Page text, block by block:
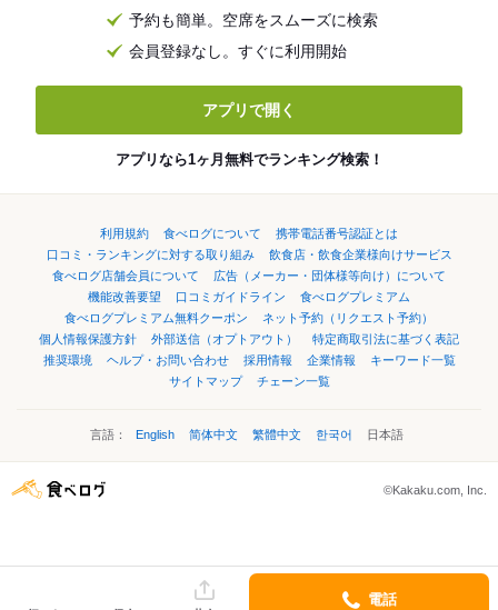
予約も簡単。空席をスムーズに検索
会員登録なし。すぐに利用開始
アプリで開く
アプリなら1ヶ月無料でランキング検索！
利用規約 食べログについて
携帯電話番号認証とは
口コミ・ランキングに対する取り組み
飲食店・飲食企業様向けサービス
食べログ店舗会員について
広告（メーカー・団体様等向け）について
機能改善要望
口コミガイドライン
食べログプレミアム
食べログプレミアム無料クーポン
ネット予約（リクエスト予約）
個人情報保護方針
外部送信（オプトアウト）
特定商取引法に基づく表記
推奨環境
ヘルプ・お問い合わせ 採用情報 企業情報
キーワード一覧
サイトマップ
チェーン一覧
言語： English 简体中文 繁體中文 한국어 日本語
©Kakaku.com, Inc.
電話